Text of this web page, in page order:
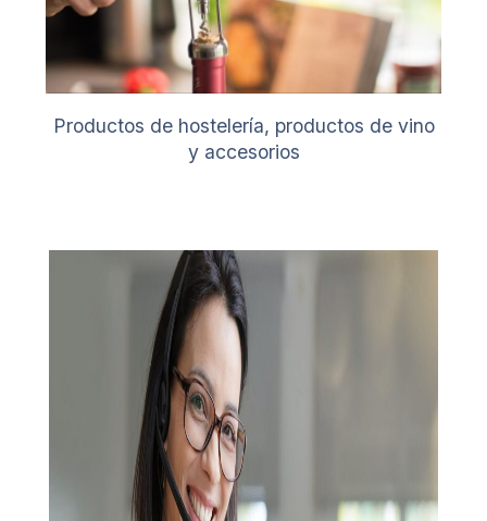
Productos de hostelería, productos de vino
y accesorios